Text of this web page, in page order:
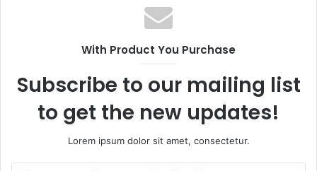
s
i
With Product You Purchase
Subscribe to our mailing list
to get the new updates!
Lorem ipsum dolor sit amet, consectetur.